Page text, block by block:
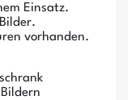
Einsatz.
vorhanden.